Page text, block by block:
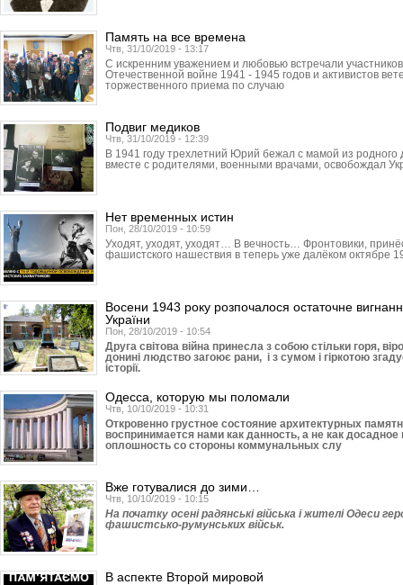
Память на все времена
Чтв, 31/10/2019 - 13:17
С искренним уважением и любовью встречали
Отечественной войне 1941 - 1945 годов и активистов
торжественного приема по случаю
Подвиг медиков
Чтв, 31/10/2019 - 12:39
В 1941 году трехлетний Юрий бежал с мамой из
вместе с родителями, военными врачами, освобождал
Нет временных истин
Пон, 28/10/2019 - 10:59
Уходят, уходят, уходят… В вечность… Фронтовики,
фашистского нашествия в теперь уже далёком октябре
Восени 1943 року розпочалося остаточне
України
Пон, 28/10/2019 - 10:54
Друга світова війна принесла з собою стільки горя,
донині людство загоює рани, і з сумом і гіркотою
історії.
Одесса, которую мы поломали
Чтв, 10/10/2019 - 10:31
Откровенно грустное состояние архитектурных
воспринимается нами как данность, а не как
оплошность со стороны коммунальных слу
Вже готувалися до зими…
Чтв, 10/10/2019 - 10:15
На початку осені радянські війська і жителі Одеси
фашистсько-румунських військ.
В аспекте Второй мировой